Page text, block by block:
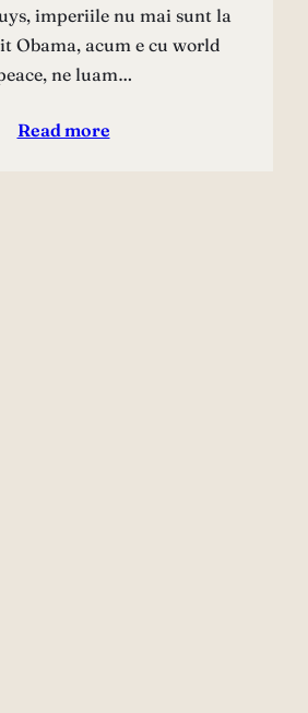
imperiile nu mai sunt la
Obama, acum e cu world
ne luam…
Read more